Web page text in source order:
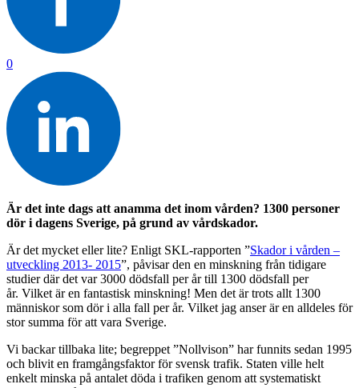
0
Är det inte dags att anamma det inom vården? 1300 personer
dör i dagens Sverige, på grund av vårdskador.
Är det mycket eller lite? Enligt SKL-rapporten ”Skador i vården –
utveckling 2013- 2015”, påvisar den en minskning från tidigare
studier där det var 3000 dödsfall per år till 1300 dödsfall per
år. Vilket är en fantastisk minskning! Men det är trots allt 1300
människor som dör i alla fall per år. Vilket jag anser är en alldeles för
stor summa för att vara Sverige.
Vi backar tillbaka lite; begreppet ”Nollvison” har funnits sedan 1995
och blivit en framgångsfaktor för svensk trafik. Staten ville helt
enkelt minska på antalet döda i trafiken genom att systematiskt